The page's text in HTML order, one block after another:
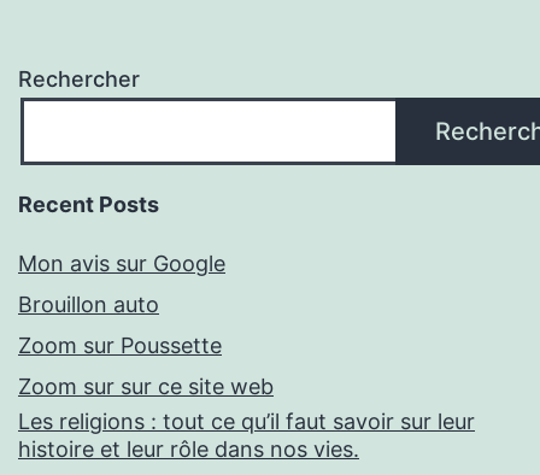
Rechercher
Recent Posts
Mon avis sur Google
Brouillon auto
Zoom sur Poussette
Zoom sur sur ce site web
Les religions : tout ce qu’il faut savoir sur leur
histoire et leur rôle dans nos vies.